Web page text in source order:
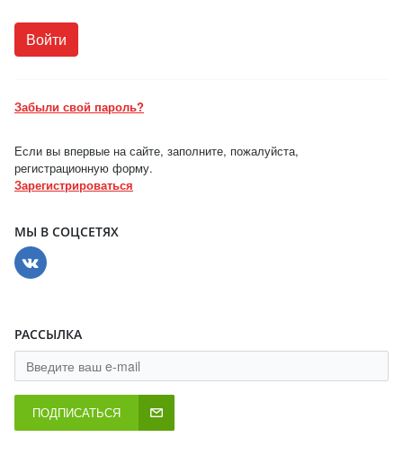
Забыли свой пароль?
Если вы впервые на сайте, заполните, пожалуйста,
регистрационную форму.
Зарегистрироваться
МЫ В СОЦСЕТЯХ
РАССЫЛКА
ПОДПИСАТЬСЯ